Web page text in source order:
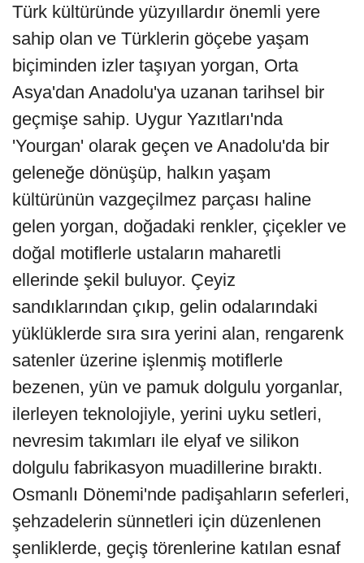
Türk kültüründe yüzyıllardır önemli yere
sahip olan ve Türklerin göçebe yaşam
biçiminden izler taşıyan yorgan, Orta
Asya'dan Anadolu'ya uzanan tarihsel bir
geçmişe sahip. Uygur Yazıtları'nda
'Yourgan' olarak geçen ve Anadolu'da bir
geleneğe dönüşüp, halkın yaşam
kültürünün vazgeçilmez parçası haline
gelen yorgan, doğadaki renkler, çiçekler ve
doğal motiflerle ustaların maharetli
ellerinde şekil buluyor. Çeyiz
sandıklarından çıkıp, gelin odalarındaki
yüklüklerde sıra sıra yerini alan, rengarenk
satenler üzerine işlenmiş motiflerle
bezenen, yün ve pamuk dolgulu yorganlar,
ilerleyen teknolojiyle, yerini uyku setleri,
nevresim takımları ile elyaf ve silikon
dolgulu fabrikasyon muadillerine bıraktı.
Osmanlı Dönemi'nde padişahların seferleri,
şehzadelerin sünnetleri için düzenlenen
şenliklerde, geçiş törenlerine katılan esnaf